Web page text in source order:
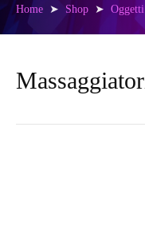
Home ➤ Shop ➤ Oggetti